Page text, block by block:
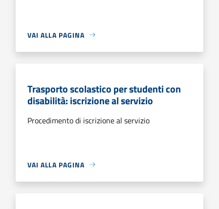
VAI ALLA PAGINA
Trasporto scolastico per studenti con
disabilità: iscrizione al servizio
Procedimento di iscrizione al servizio
VAI ALLA PAGINA